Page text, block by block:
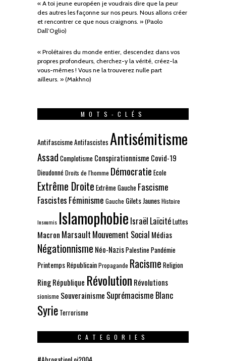
« A toi jeune européen je voudrais dire que la peur
des autres les façonne sur nos peurs. Nous allons créer
et rencontrer ce que nous craignons. » (Paolo
Dall’Oglio)
« Prolétaires du monde entier, descendez dans vos
propres profondeurs, cherchez-y la vérité, créez-la
vous-mêmes ! Vous ne la trouverez nulle part
ailleurs. » (Makhno)
MOTS-CLÉS
AntifascismeAntifascistes Antisémitisme
Assad Complotisme Conspirationnisme Covid-19
DieudonnéDroits de l'homme Démocratie Ecole
Extrême Droite Extrême Gauche Fascisme
Fascistes Féminisme Gauche Gilets JaunesHistoire
Insoumis Islamophobie Israël LaïcitéLuttes
Macron Marsault Mouvement Social Médias
Négationnisme Néo-NazisPalestinePandémie
Printemps RépublicainPropagande Racisme Religion
RingRépublique Révolution Révolutions
sionisme Souverainisme Suprémacisme Blanc
Syrie Terrorisme
CATEGORIES